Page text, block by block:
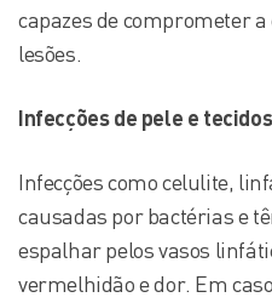
capazes de comprometer
lesões.
Infecções de pele e
Infecções como celulite,
causadas por bactérias e
espalhar pelos vasos
vermelhidão e dor. Em